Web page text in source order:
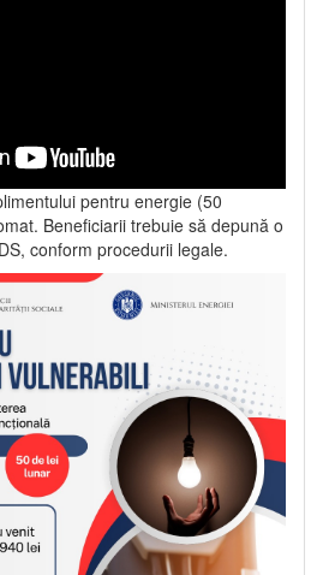
pentru energie (50
Beneficiarii trebuie să depună o
conform procedurii legale.